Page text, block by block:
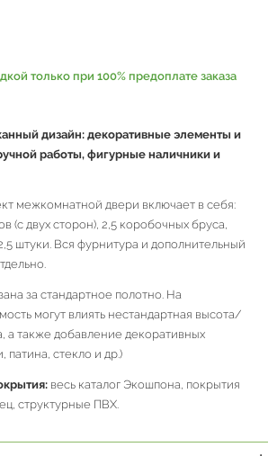
только при 100% предоплате заказа
дизайн: декоративные элементы и
работы, фигурные наличники и
межкомнатной двери включает в себя:
(с двух сторон), 2,5 коробочных бруса,
штуки. Вся фурнитура и дополнительный
за стандартное полотно. На
могут влиять нестандартная высота/
а также добавление декоративных
патина, стекло и др.)
весь каталог Экошпона, покрытия
структурные ПВХ.